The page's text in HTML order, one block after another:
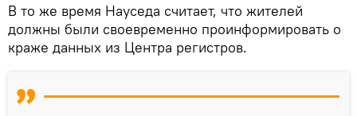
В то же время Науседа считает, что жителей
должны были своевременно проинформировать о
краже данных из Центра регистров.